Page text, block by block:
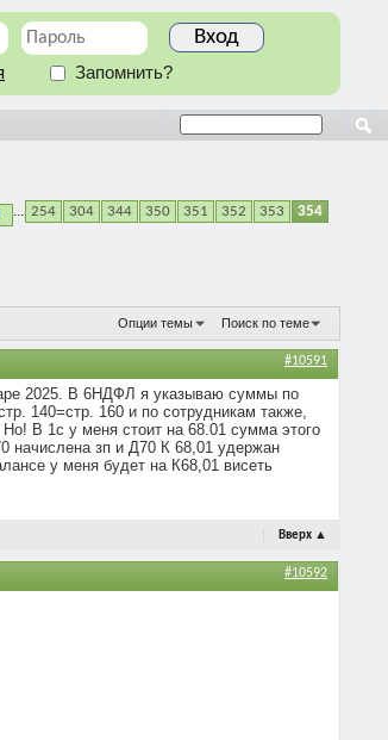
Запомнить?
... 254 304 344 350 351 352 353 354
Опции темы Поиск по теме
#10591
2025. В 6НДФЛ я указываю суммы по
140=стр. 160 и по сотрудникам также,
В 1с у меня стоит на 68.01 сумма этого
начислена зп и Д70 К 68,01 удержан
у меня будет на К68,01 висеть
Вверх ▲
#10592